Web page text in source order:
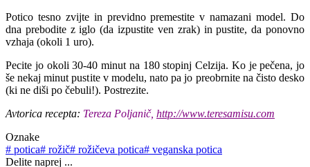
Potico tesno zvijte in previdno premestite v namazani model. Do
dna prebodite z iglo (da izpustite ven zrak) in pustite, da ponovno
vzhaja (okoli 1 uro).
Pecite jo okoli 30-40 minut na 180 stopinj Celzija. Ko je pečena, jo
še nekaj minut pustite v modelu, nato pa jo preobrnite na čisto desko
(ki ne diši po čebuli!). Postrezite.
Avtorica recepta: Tereza Poljanič, http://www.teresamisu.com
Oznake
# potica# rožič# rožičeva potica# veganska potica
Delite naprej ...